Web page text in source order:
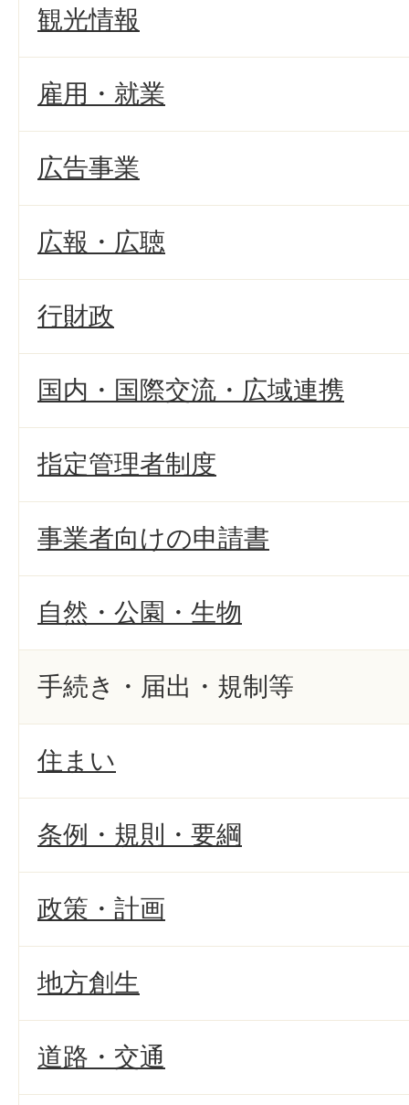
観光情報
雇用・就業
広告事業
広報・広聴
行財政
国内・国際交流・広域連携
指定管理者制度
事業者向けの申請書
自然・公園・生物
手続き・届出・規制等
住まい
条例・規則・要綱
政策・計画
地方創生
道路・交通